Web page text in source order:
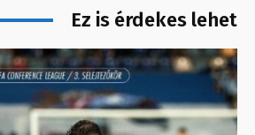
Ez is érdekes lehet